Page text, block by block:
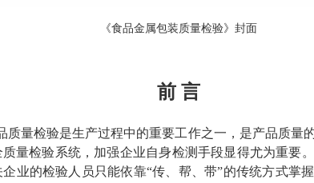
《食品金属包装质量检验》封面
前 言
质量检验是生产过程中的重要工作之一，是产品质量
量检验系统，加强企业自身检测手段显得尤为重要
业的检验人员只能依靠“传、帮、带”的传统方式掌